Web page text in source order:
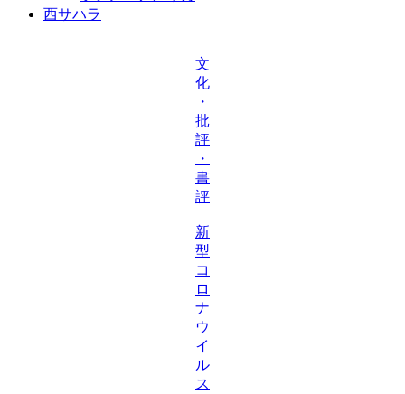
西サハラ
文
化
・
批
評
・
書
評
新
型
コ
ロ
ナ
ウ
イ
ル
ス